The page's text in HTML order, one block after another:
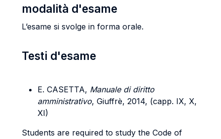
modalità d'esame
L’esame si svolge in forma orale.
Testi d'esame
E. CASETTA, Manuale di diritto
amministrativo, Giuffrè, 2014, (capp. IX, X,
XI)
Students are required to study the Code of